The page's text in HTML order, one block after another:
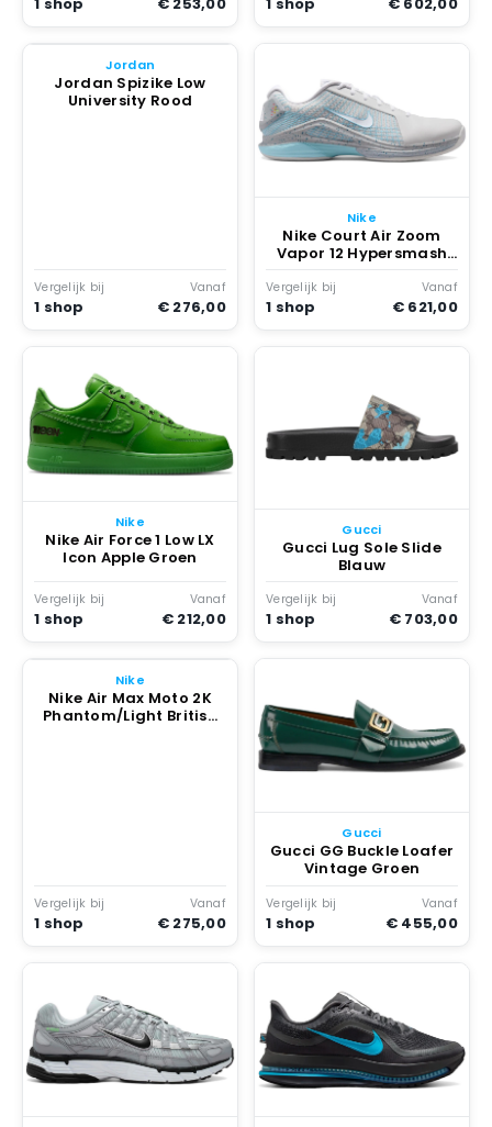
Jordan
Jordan Spizike Low
University Rood
Vergelijk bij
1 shop
Vanaf
€ 276,00
Nike
Nike Court Air Zoom
Vapor 12 Hypersmash
HC Mag Grijs
Vergelijk bij
1 shop
Vanaf
€ 621,00
Nike
Nike Air Force 1 Low LX
Icon Apple Groen
Vergelijk bij
1 shop
Vanaf
€ 212,00
Gucci
Gucci Lug Sole Slide
Blauw
Vergelijk bij
1 shop
Vanaf
€ 703,00
Nike
Nike Air Max Moto 2K
Phantom/Light British
Vergelijk bij
1 shop
Vanaf
€ 275,00
Gucci
Gucci GG Buckle Loafer
Vintage Groen
Vergelijk bij
1 shop
Vanaf
€ 455,00